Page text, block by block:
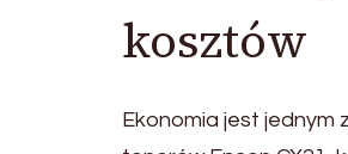
kosztów
Ekonomia jest jednym